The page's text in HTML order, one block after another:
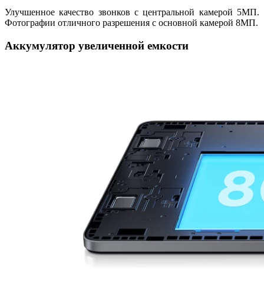
Улучшенное качество звонков с центральной камерой 5МП.
Фотографии отличного разрешения с основной камерой 8МП.
Аккумулятор увеличенной емкости